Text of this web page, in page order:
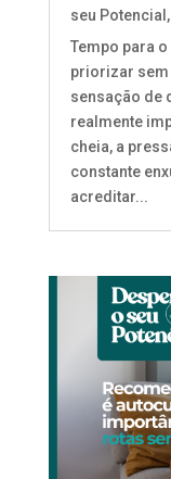
seu Potencial ,
Tempo para
priorizar sem
sensação de
realmente
cheia, a
constante
acreditar...